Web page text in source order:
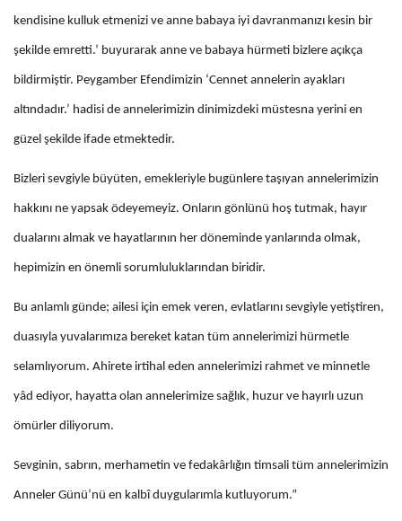
kendisine kulluk etmenizi ve anne babaya iyi davranmanızı kesin bir
şekilde emretti.’ buyurarak anne ve babaya hürmeti bizlere açıkça
bildirmiştir. Peygamber Efendimizin ‘Cennet annelerin ayakları
altındadır.’ hadisi de annelerimizin dinimizdeki müstesna yerini en
güzel şekilde ifade etmektedir.
Bizleri sevgiyle büyüten, emekleriyle bugünlere taşıyan annelerimizin
hakkını ne yapsak ödeyemeyiz. Onların gönlünü hoş tutmak, hayır
dualarını almak ve hayatlarının her döneminde yanlarında olmak,
hepimizin en önemli sorumluluklarından biridir.
Bu anlamlı günde; ailesi için emek veren, evlatlarını sevgiyle yetiştiren,
duasıyla yuvalarımıza bereket katan tüm annelerimizi hürmetle
selamlıyorum. Ahirete irtihal eden annelerimizi rahmet ve minnetle
yâd ediyor, hayatta olan annelerimize sağlık, huzur ve hayırlı uzun
ömürler diliyorum.
Sevginin, sabrın, merhametin ve fedakârlığın timsali tüm annelerimizin
Anneler Günü’nü en kalbî duygularımla kutluyorum.”